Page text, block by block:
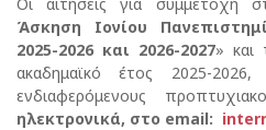
Άσκηση Ιονίου
2025-2026 και 2026-2027» και
ακαδημαϊκό έτος 2025-
ενδιαφερόμενους
ηλεκτρονικά, στο email: